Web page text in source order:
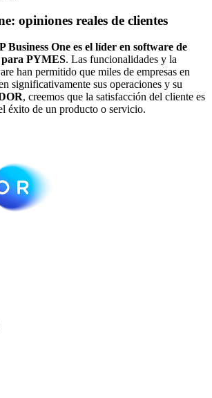
opiniones reales de clientes
Business One es el líder en software de
para PYMES. Las funcionalidades y la
han permitido que miles de empresas en
significativamente sus operaciones y su
, creemos que la satisfacción del cliente es
éxito de un producto o servicio.